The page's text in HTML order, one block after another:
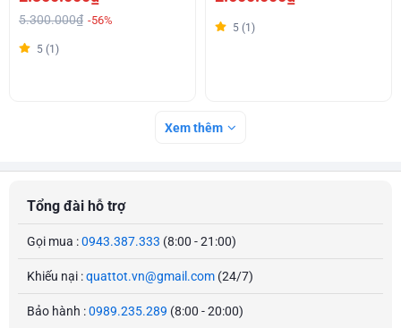
5.300.000₫ -56%
5 (1)
5 (1)
Xem thêm
Tổng đài hỗ trợ
Gọi mua :0943.387.333 (8:00 - 21:00)
Khiếu nại :quattot.vn@gmail.com (24/7)
Bảo hành :0989.235.289 (8:00 - 20:00)